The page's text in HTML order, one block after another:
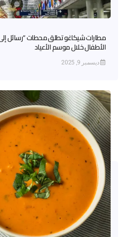
مطارات شيكاغو تطلق محطات “رسائل إلى
الأطفال خلال موسم الأعياد
ديسمبر 9, 2025